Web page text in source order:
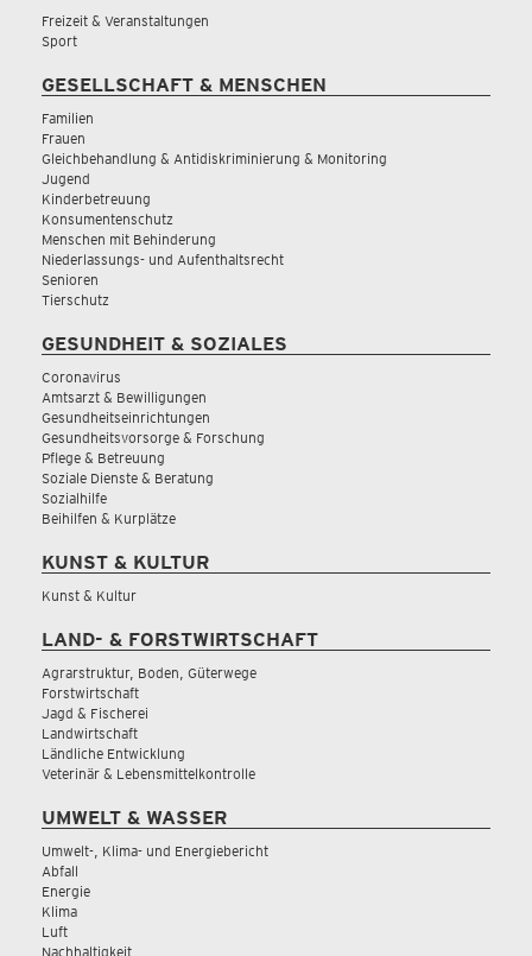
Freizeit & Veranstaltungen
Sport
GESELLSCHAFT & MENSCHEN
Familien
Frauen
Gleichbehandlung & Antidiskriminierung & Monitoring
Jugend
Kinderbetreuung
Konsumentenschutz
Menschen mit Behinderung
Niederlassungs- und Aufenthaltsrecht
Senioren
Tierschutz
GESUNDHEIT & SOZIALES
Coronavirus
Amtsarzt & Bewilligungen
Gesundheitseinrichtungen
Gesundheitsvorsorge & Forschung
Pflege & Betreuung
Soziale Dienste & Beratung
Sozialhilfe
Beihilfen & Kurplätze
KUNST & KULTUR
Kunst & Kultur
LAND- & FORSTWIRTSCHAFT
Agrarstruktur, Boden, Güterwege
Forstwirtschaft
Jagd & Fischerei
Landwirtschaft
Ländliche Entwicklung
Veterinär & Lebensmittelkontrolle
UMWELT & WASSER
Umwelt-, Klima- und Energiebericht
Abfall
Energie
Klima
Luft
Nachhaltigkeit